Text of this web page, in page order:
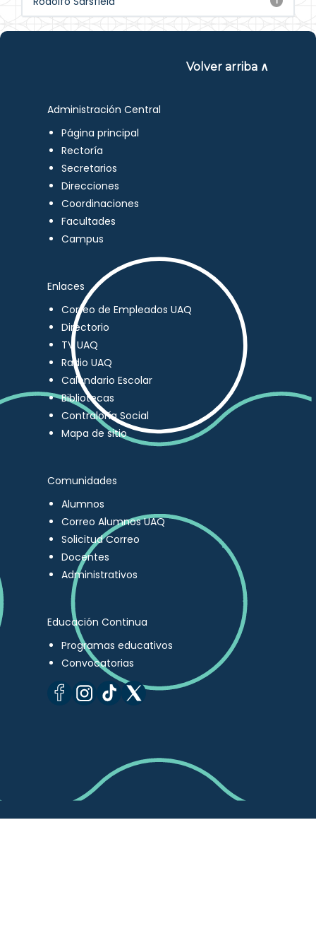
Volver arriba ∧
Administración Central
Página principal
Rectoría
Secretarios
Direcciones
Coordinaciones
Facultades
Campus
Enlaces
Correo de Empleados UAQ
Directorio
TV UAQ
Radio UAQ
Calendario Escolar
Bibliotecas
Contraloría Social
Mapa de sitio
Comunidades
Alumnos
Correo Alumnos UAQ
Solicitud Correo
Docentes
Administrativos
Educación Continua
Programas educativos
Convocatorias